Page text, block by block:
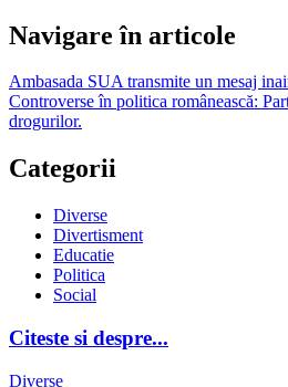
Navigare în articole
Ambasada SUA transmite un mesaj
Controverse în politica românească:
drogurilor.
Categorii
Diverse
Divertisment
Educatie
Politica
Social
Citeste si despre...
Diverse